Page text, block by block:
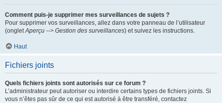
Comment puis-je supprimer mes surveillances de sujets ?
Pour supprimer vos surveillances, allez dans votre panneau de l’utilisateur
(ongletAperçu --> Gestion des surveillances) et suivez les instructions.
Haut
Fichiers joints
Quels fichiers joints sont autorisés sur ce forum ?
L’administrateur peut autoriser ou interdire certains types de fichiers joints. Si
vous n’êtes pas sûr de ce qui est autorisé à être transféré, contactez